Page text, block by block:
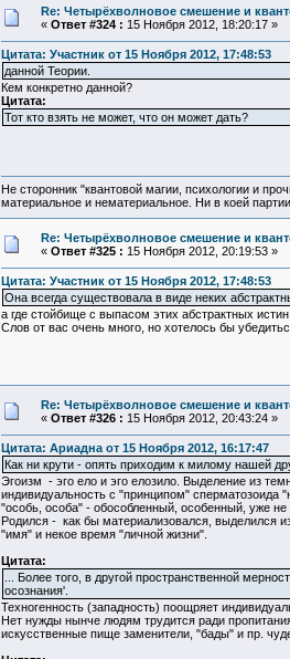
Re: Четырёхволновое смешение и
« Ответ #324 : 15 Ноября 2012, 18:20:17 »
Цитата: Участник от 15 Ноября 2012, 17:48:53
данной Теории.
Кем конкретно данной?
Цитата:
Тот кто взять не может, что он может дать?
Не сторонник "квантовой магии, психологии и
материальное и нематериальное. Ни в коей
Re: Четырёхволновое смешение и
« Ответ #325 : 15 Ноября 2012, 20:19:53 »
Цитата: Участник от 15 Ноября 2012, 17:48:53
Она всегда существовала в виде неких
а где стойбище с выпасом этих абстрактных
Слов от вас очень много, но хотелось бы
Re: Четырёхволновое смешение и
« Ответ #326 : 15 Ноября 2012, 20:43:24 »
Цитата: Ариадна от 15 Ноября 2012, 16:17:47
Как ни крути - опять приходим к милому нашей
Эгоизм - эго ело и эго елозило. Выделение из
индивидуальность с "принципом" сперматозоида
"особь, особа" - обособленный, особенный, уже не
Родился - как бы материализовался, выделился
"имя" и некое время "личной жизни".
Цитата:
... Более того, в другой пространственной
осознания'.
Техногенность (западность) поощряет
Нет нужды нынче людям трудится ради
искусственные пище заменители, "бады" и пр.